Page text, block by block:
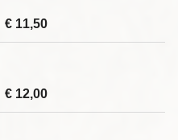
€ 11,50
€ 12,00